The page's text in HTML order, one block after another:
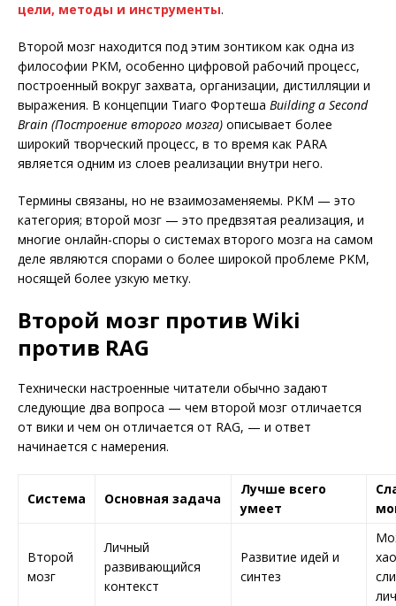
цели, методы и инструменты.
Второй мозг находится под этим зонтиком как одна из
философии PKM, особенно цифровой рабочий процесс,
построенный вокруг захвата, организации, дистилляции и
выражения. В концепции Тиаго Фортеша Building a Second
Brain (Построение второго мозга) описывает более
широкий творческий процесс, в то время как PARA
является одним из слоев реализации внутри него.
Термины связаны, но не взаимозаменяемы. PKM — это
категория; второй мозг — это предвзятая реализация, и
многие онлайн-споры о системах второго мозга на самом
деле являются спорами о более широкой проблеме PKM,
носящей более узкую метку.
Второй мозг против Wiki
против RAG
Технически настроенные читатели обычно задают
следующие два вопроса — чем второй мозг отличается
от вики и чем он отличается от RAG, — и ответ
начинается с намерения.
Система Основная задача
Лучше всего
умеет
Второй
мозг
Личный
развивающийся
контекст
Развитие идей и
синтез